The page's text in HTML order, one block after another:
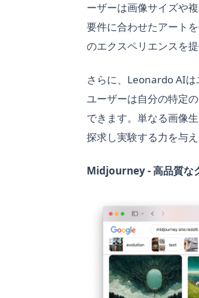
ーザーは画像サイズや
要件に合わせたアート
のエクスペリエンスを
さらに、Leonardo AIは
ユーザーは自分の特定
できます。単なる画像
探求し実験する力を与え
Midjourney - 高品質な